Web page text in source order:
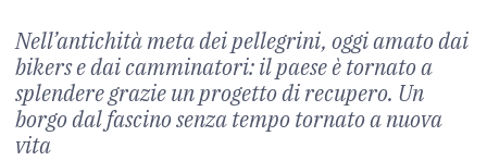
Nell’antichità meta dei pellegrini, oggi amato dai
bikers e dai camminatori: il paese è tornato a
splendere grazie un progetto di recupero. Un
borgo dal fascino senza tempo tornato a nuova
vita